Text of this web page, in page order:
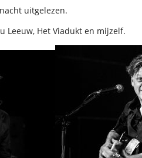
uitgelezen.
Leeuw, Het Viadukt en mijzelf.